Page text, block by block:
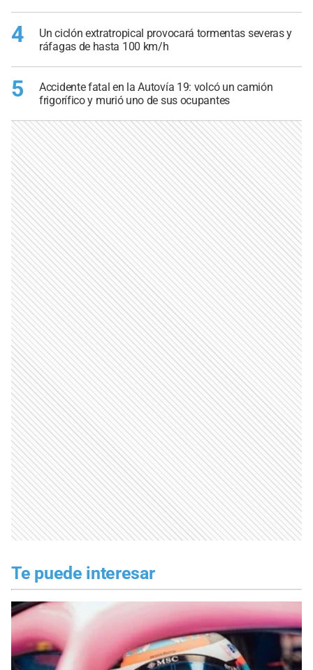
4
Un ciclón extratropical provocará tormentas severas y
ráfagas de hasta 100 km/h
5
Accidente fatal en la Autovía 19: volcó un camión
frigorífico y murió uno de sus ocupantes
Te puede interesar